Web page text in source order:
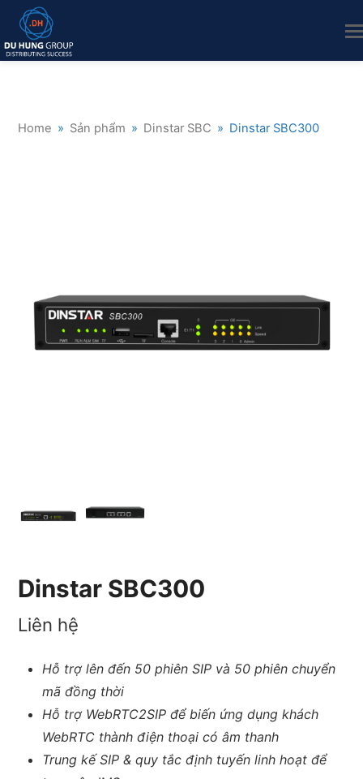
Home » Sản phẩm » Dinstar SBC » Dinstar SBC300
Dinstar SBC300
Liên hệ
Hỗ trợ lên đến 50 phiên SIP và 50 phiên chuyển
mã đồng thời
Hỗ trợ WebRTC2SIP để biến ứng dụng khách
WebRTC thành điện thoại có âm thanh
Trung kế SIP & quy tắc định tuyến linh hoạt để